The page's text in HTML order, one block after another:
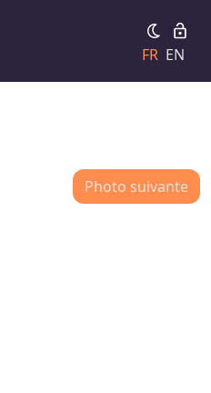
FR EN
Photo suivante